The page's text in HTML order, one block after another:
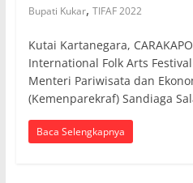
Bupati Kukar, TIFAF 2022
Kutai Kartanegara,
International Folk Arts
Menteri Pariwisata dan
(Kemenparekraf) Sandiaga
Baca Selengkapnya